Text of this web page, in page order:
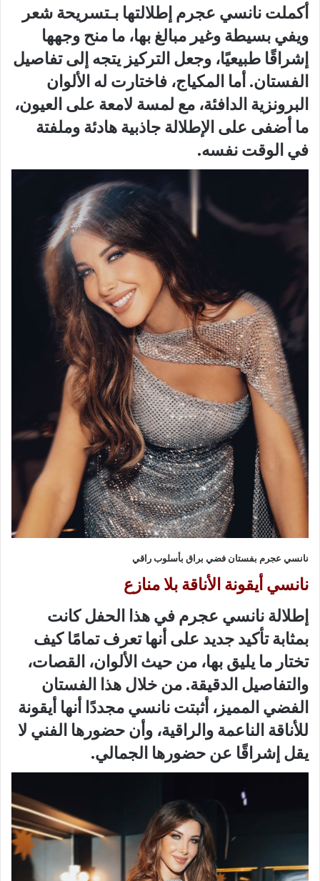
أكملت نانسي عجرم إطلالتها بـتسريحة شعر
ويفي بسيطة وغير مبالغ بها، ما منح وجهها
إشراقًا طبيعيًا، وجعل التركيز يتجه إلى تفاصيل
الفستان. أما المكياج، فاختارت له الألوان
البرونزية الدافئة، مع لمسة لامعة على العيون،
ما أضفى على الإطلالة جاذبية هادئة وملفتة
في الوقت نفسه.
نانسي عجرم بفستان فضي براق بأسلوب راقي
نانسي أيقونة الأناقة بلا منازع
إطلالة نانسي عجرم في هذا الحفل كانت
بمثابة تأكيد جديد على أنها تعرف تمامًا كيف
تختار ما يليق بها، من حيث الألوان، القصات،
والتفاصيل الدقيقة. من خلال هذا الفستان
الفضي المميز، أثبتت نانسي مجددًا أنها أيقونة
للأناقة الناعمة والراقية، وأن حضورها الفني لا
يقل إشراقًا عن حضورها الجمالي.